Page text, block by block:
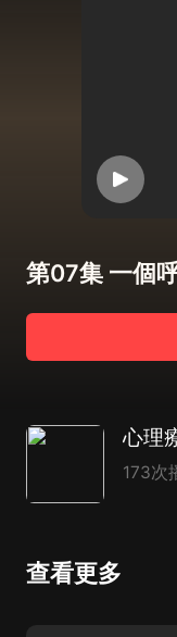
第07集 一個
173次
查看更多